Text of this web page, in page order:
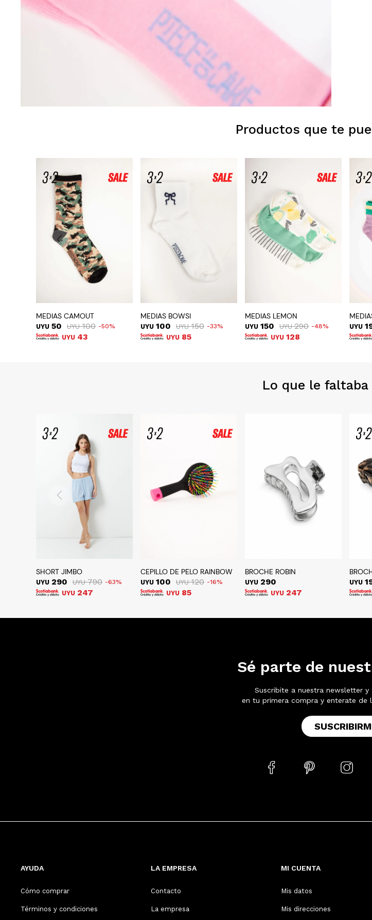
Productos que te
MEDIAS CAMOUT
UYU 50 UYU 100 50
UYU 43
MEDIAS BOWSI
UYU 100 UYU 150 33
UYU 85
MEDIAS LEMON
UYU 150 UYU 290 48
UYU 128
UYU
Lo que le
SHORT JIMBO
UYU 290 UYU 790 63
UYU 247
CEPILLO DE PELO RAINBOW
UYU 100 UYU 120 16
UYU 85
BROCHE ROBIN
UYU 290
UYU 247
UYU
AYUDA
Cómo comprar
Términos y condiciones
LA EMPRESA
Contacto
La empresa
MI CUENTA
Mis datos
Mis direcciones
Sé parte de
Suscribite a nuestra newsletter y
en tu primera compra y enterate de
  